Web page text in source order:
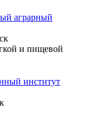
аграрный
и пищевой
институт